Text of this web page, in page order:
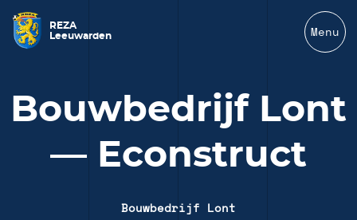
REZA
Leeuwarden
Menu
Bouwbedrijf Lont
— Econstruct
Bouwbedrijf Lont